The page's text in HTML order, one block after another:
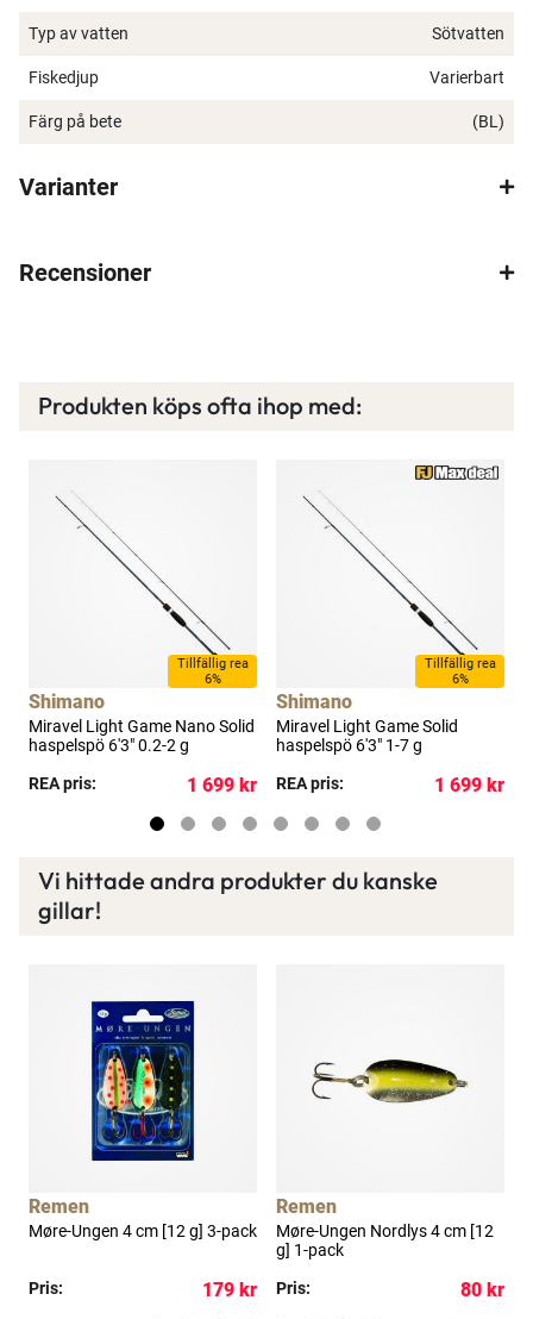
varje månad och mycket mer. Spara tusenlappar
Läs mer här
×
Typ av vatten Sötvatten
Fiskedjup Varierbart
Färg på bete (BL)
Varianter
Recensioner
Produkten köps ofta ihop med:
Tillfällig rea
6%
Shimano
Miravel Light Game Nano Solid
haspelspö 6'3" 0.2-2 g
REA pris:
1 699 kr
Tillfällig rea
6%
Shimano
Miravel Light Game Solid
haspelspö 6'3" 1-7 g
REA pris:
1 699 kr
Vi hittade andra produkter du kanske
gillar!
Remen
Møre-Ungen 4 cm [12 g] 3-pack
Pris: 179 kr
Remen
Møre-Ungen Nordlys 4 cm [12
g] 1-pack
Pris:
80 kr